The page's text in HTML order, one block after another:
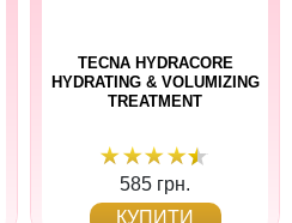
TECNA HYDRACORE
HYDRATING & VOLUMIZING
TREATMENT
585 грн.
КУПИТИ